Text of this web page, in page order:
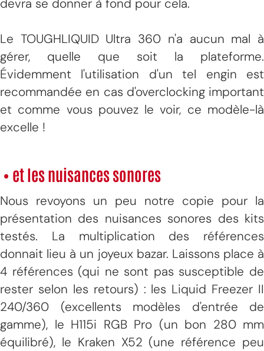
devra se donner à fond pour cela.
Le TOUGHLIQUID Ultra 360 n'a aucun mal à
gérer, quelle que soit la plateforme.
Évidemment l'utilisation d'un tel engin est
recommandée en cas d'overclocking important
et comme vous pouvez le voir, ce modèle-là
excelle !
• et les nuisances sonores
Nous revoyons un peu notre copie pour la
présentation des nuisances sonores des kits
testés. La multiplication des références
donnait lieu à un joyeux bazar. Laissons place à
4 références (qui ne sont pas susceptible de
rester selon les retours) : les Liquid Freezer II
240/360 (excellents modèles d'entrée de
gamme), le H115i RGB Pro (un bon 280 mm
équilibré), le Kraken X52 (une référence peu